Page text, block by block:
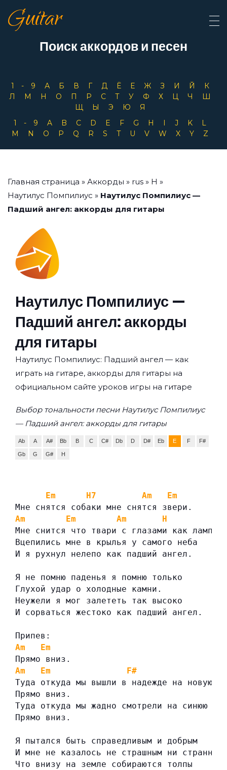
Guitar
Поиск аккордов и песен
1-9 А Б В Г Д Ё Е Ж З И Й
К
Л
М Н О П Р С Т У Ф Х Ц Ч
Ш
Щ
Ы Э Ю
Я
1-9
A B C D E F G H I J K
L
M
N O P Q R S T U V W X Y Z
Главная страница » Аккорды » rus » Н »
Наутилус Помпилиус » Наутилус Помпилиус —
Падший ангел: аккорды для гитары
Наутилус Помпилиус —
Падший ангел: аккорды
для гитары
Наутилус Помпилиус: Падший ангел — как
играть на гитаре, аккорды для гитары на
официальном сайте уроков игры на гитаре
Выбор тональности песни Наутилус Помпилиус
— Падший ангел: аккорды для гитары
Ab A A# Bb B C C# Db D D# Eb E F F#
Gb G G# H
Em H7 Am
Em
Мне снятся собаки мне снятся звери.
Am
Em Am
H
Мне снится что твари с глазами как лампы
Вцепились мне в крылья у самого неба
И я рухнул нелепо как падший ангел.
Я не помню паденья я помню только
Глухой удар о холодные камни.
Неужели я мог залететь так высоко
И сорваться жестоко как падший ангел.
Припев:
Am
Em
Прямо вниз.
Am
Em
F#
Туда откуда мы вышли в надежде на новую
Прямо вниз.
Туда откуда мы жадно смотрели на синюю
Прямо вниз.
Я пытался быть справедливым и добрым
И мне не казалось не страшным ни странным
Что внизу на земле собираются толпы